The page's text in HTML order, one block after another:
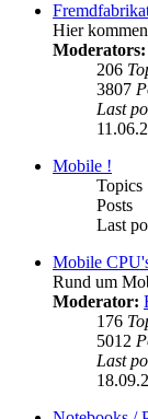
Hier
Moderators:
206
3807
Last
Mobile !
Topics
Posts
Last
Mobile
Rund um
Moderator:
176
5012
Last